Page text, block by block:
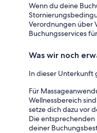
Wenn du deine
Verordnungen über
Buchungsservices
Was wir noch
In dieser Unterkunft
Für
Wellnessbereich
setze dich dazu vor
Die
deiner